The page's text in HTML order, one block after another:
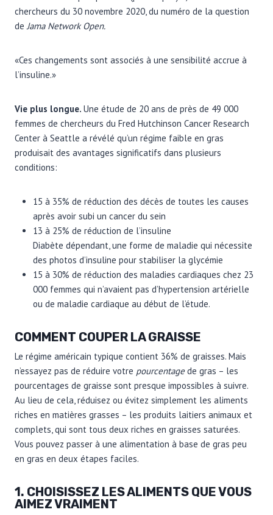
chercheurs du 30 novembre 2020, du numéro de la question
de Jama Network Open.
«Ces changements sont associés à une sensibilité accrue à
l’insuline.»
Vie plus longue. Une étude de 20 ans de près de 49 000
femmes de chercheurs du Fred Hutchinson Cancer Research
Center à Seattle a révélé qu’un régime faible en gras
produisait des avantages significatifs dans plusieurs
conditions:
15 à 35% de réduction des décès de toutes les causes
après avoir subi un cancer du sein
13 à 25% de réduction de l’insuline
Diabète dépendant, une forme de maladie qui nécessite
des photos d’insuline pour stabiliser la glycémie
15 à 30% de réduction des maladies cardiaques chez 23
000 femmes qui n’avaient pas d’hypertension artérielle
ou de maladie cardiaque au début de l’étude.
COMMENT COUPER LA GRAISSE
Le régime américain typique contient 36% de graisses. Mais
n’essayez pas de réduire votre pourcentagede gras – les
pourcentages de graisse sont presque impossibles à suivre.
Au lieu de cela, réduisez ou évitez simplement les aliments
riches en matières grasses – les produits laitiers animaux et
complets, qui sont tous deux riches en graisses saturées.
Vous pouvez passer à une alimentation à base de gras peu
en gras en deux étapes faciles.
1. CHOISISSEZ LES ALIMENTS QUE VOUS
AIMEZ VRAIMENT